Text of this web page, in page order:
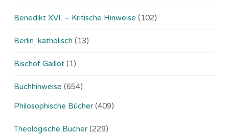
Benedikt XVI. – Kritische Hinweise (102)
Berlin, katholisch (13)
Bischof Gaillot (1)
Buchhinweise (654)
Philosophische Bücher (409)
Theologische Bücher (229)